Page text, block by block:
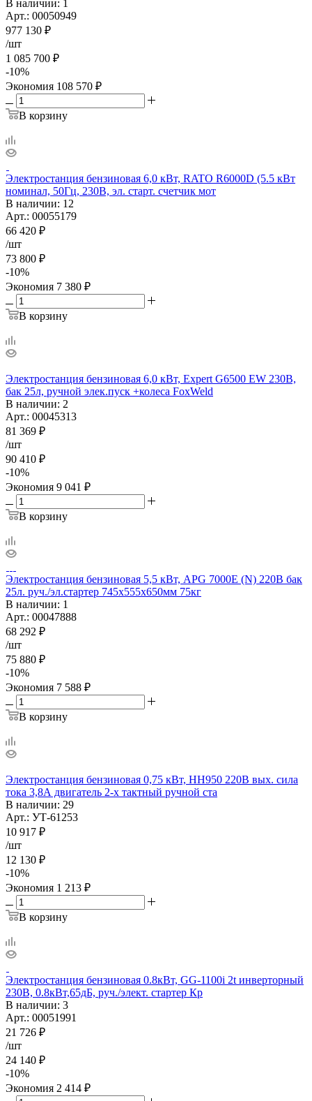
В наличии: 1
Арт.: 00050949
977 130 ₽
/шт
1 085 700 ₽
-10%
Экономия 108 570 ₽
В корзину
Электростанция бензиновая 6,0 кВт, RATO R6000D (5.5 кВт
номинал, 50Гц, 230В, эл. старт. счетчик мот
В наличии: 12
Арт.: 00055179
66 420 ₽
/шт
73 800 ₽
-10%
Экономия 7 380 ₽
В корзину
Электростанция бензиновая 6,0 кВт, Expert G6500 EW 230В,
бак 25л, ручной элек.пуск +колеса FoxWeld
В наличии: 2
Арт.: 00045313
81 369 ₽
/шт
90 410 ₽
-10%
Экономия 9 041 ₽
В корзину
Электростанция бензиновая 5,5 кВт, APG 7000E (N) 220В бак
25л. руч./эл.стартер 745х555х650мм 75кг
В наличии: 1
Арт.: 00047888
68 292 ₽
/шт
75 880 ₽
-10%
Экономия 7 588 ₽
В корзину
Электростанция бензиновая 0,75 кВт, НН950 220В вых. сила
тока 3,8А двигатель 2-х тактный ручной ста
В наличии: 29
Арт.: УТ-61253
10 917 ₽
/шт
12 130 ₽
-10%
Экономия 1 213 ₽
В корзину
Электростанция бензиновая 0.8кВт, GG-1100i 2t инверторный
230В, 0.8кВт,65дБ, руч./элект. стартер Кр
В наличии: 3
Арт.: 00051991
21 726 ₽
/шт
24 140 ₽
-10%
Экономия 2 414 ₽